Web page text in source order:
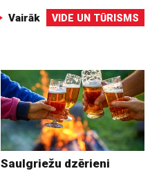
Vairāk VIDE UN TŪRISMS
Saulgriežu dzērieni